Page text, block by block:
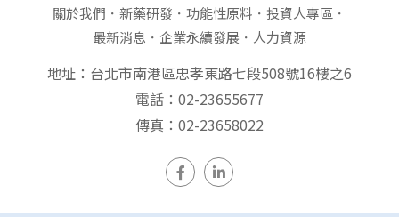
關於我們 新藥研發 功能性原料
投資人專區
最新消息
企業永續發展 人力資源
地址：台北市南港區忠孝東路七段508號16樓之6
電話：02-23655677
傳真：02-23658022